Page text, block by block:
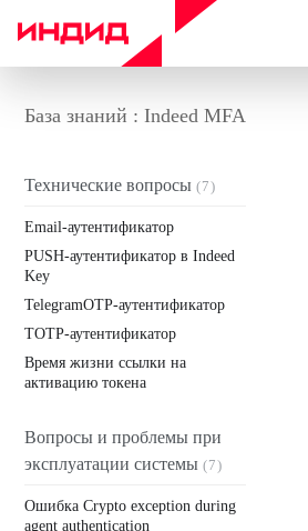
База знаний : Indeed MFA
Технические вопросы (7)
Email-аутентификатор
PUSH-аутентификатор в Indeed
Key
TelegramOTP-аутентификатор
TOTP-аутентификатор
Время жизни ссылки на
активацию токена
Вопросы и проблемы при
эксплуатации системы (7)
Ошибка Crypto exception during
agent authentication